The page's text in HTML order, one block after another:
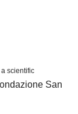
a scientific
San